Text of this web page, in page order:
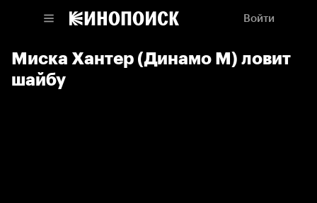
Войти
Миска Хантер (Динамо М) ловит
шайбу